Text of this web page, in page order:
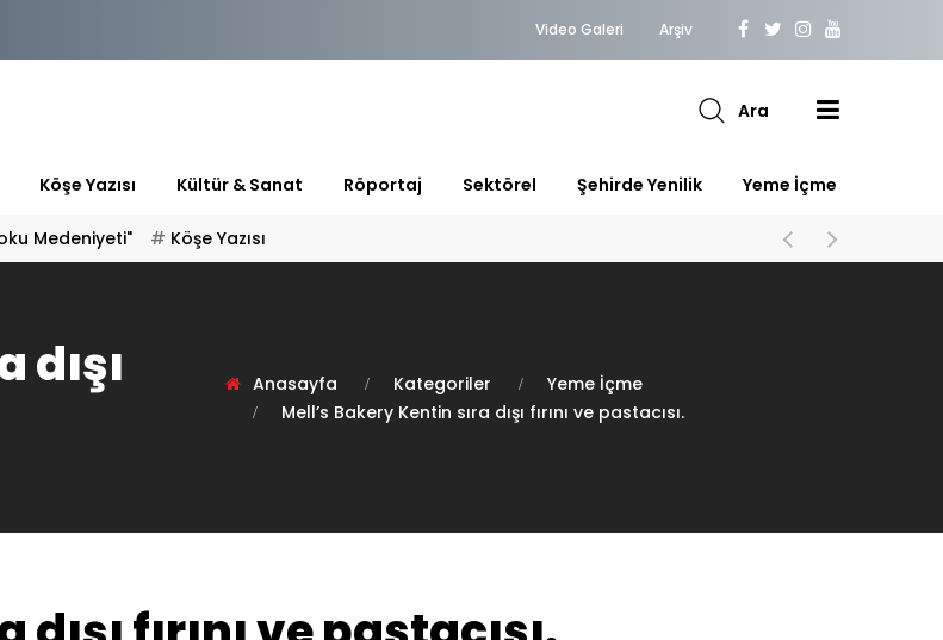
Video Galeri Arşiv
Ara
Köşe Yazısı Kültür & Sanat Röportaj Sektörel Şehirde Yenilik Yeme İçme
Medeniyeti" Köşe Yazısı
dışı
Anasayfa Kategoriler
Yeme İçme
Mell’s Bakery Kentin sıra dışı fırını ve pastacısı.